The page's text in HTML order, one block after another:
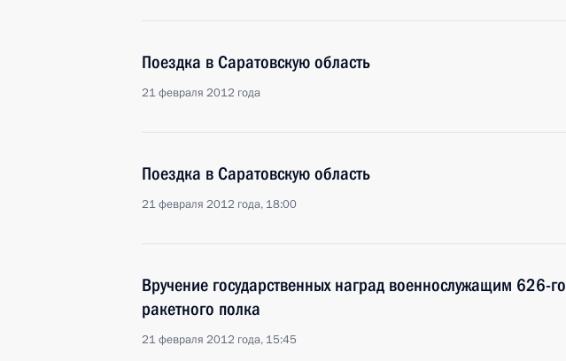
Поездка в Саратовскую область
21 февраля 2012 года
Поездка в Саратовскую область
21 февраля 2012 года, 18:00
Вручение государственных наград военнослужащим 626-го
ракетного полка
21 февраля 2012 года, 15:45